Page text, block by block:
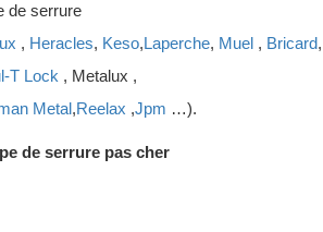
de serrure
, Heracles, Keso,Laperche, Muel , Bricard,
T Lock , Metalux ,
Metal,Reelax ,Jpm …).
de serrure pas cher